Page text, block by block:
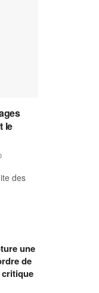
le
des
une
de
critique